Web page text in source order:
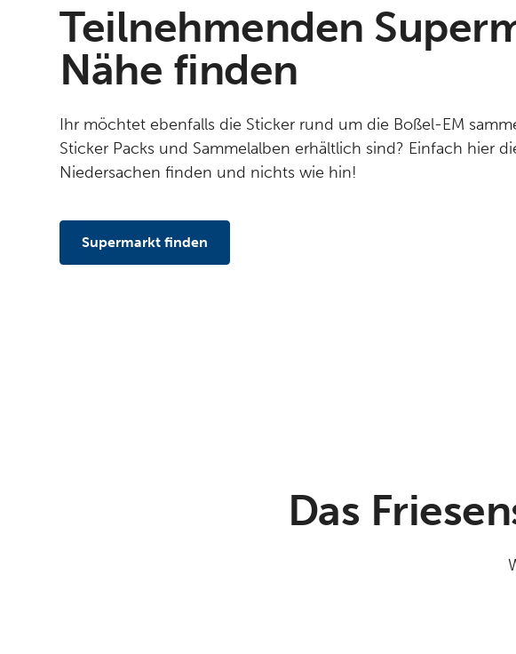
Teilnehmenden
Nähe finden
Ihr möchtet ebenfalls die Sticker rund um die Boßel-EM
Sticker Packs und Sammelalben erhältlich sind? Einfach hier
Niedersachen finden und nichts wie hin!
Supermarkt finden
Das